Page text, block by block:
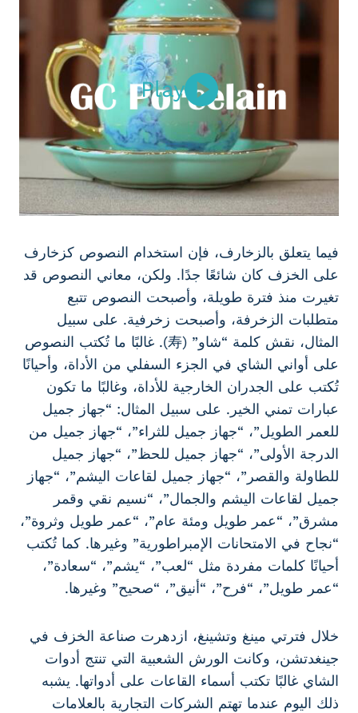
Play
فيما يتعلق بالزخارف، فإن استخدام النصوص كزخارف
على الخزف كان شائعًا جدًا. ولكن، معاني النصوص قد
تغيرت منذ فترة طويلة، وأصبحت النصوص تتبع
متطلبات الزخرفة، وأصبحت زخرفية. على سبيل
المثال، نقش كلمة “شاو” (寿). غالبًا ما تُكتب النصوص
على أواني الشاي في الجزء السفلي من الأداة، وأحيانًا
تُكتب على الجدران الخارجية للأداة، وغالبًا ما تكون
عبارات تمني الخير. على سبيل المثال: “جهاز جميل
للعمر الطويل”، “جهاز جميل للثراء”، “جهاز جميل من
الدرجة الأولى”، “جهاز جميل للحظ”، “جهاز جميل
للطاولة والقصر”، “جهاز جميل لقاعات اليشم”، “جهاز
جميل لقاعات اليشم والجمال”، “نسيم نقي وقمر
مشرق”، “عمر طويل ومئة عام”، “عمر طويل وثروة”،
“نجاح في الامتحانات الإمبراطورية” وغيرها. كما تُكتب
أحيانًا كلمات مفردة مثل “لعب”، “يشم”، “سعادة”،
“عمر طويل”، “فرح”، “أنيق”، “صحيح” وغيرها.
خلال فترتي مينغ وتشينغ، ازدهرت صناعة الخزف في
جينغدتشن، وكانت الورش الشعبية التي تنتج أدوات
الشاي غالبًا تكتب أسماء القاعات على أدواتها. يشبه
ذلك اليوم عندما تهتم الشركات التجارية بالعلامات